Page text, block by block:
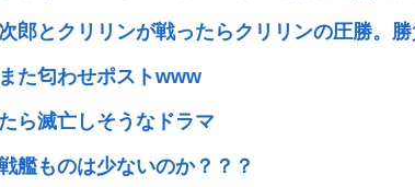
郎とクリリンが戦ったらクリリンの圧勝。勝
た匂わせポストwww
ら滅亡しそうなドラマ
艦ものは少ないのか？？？